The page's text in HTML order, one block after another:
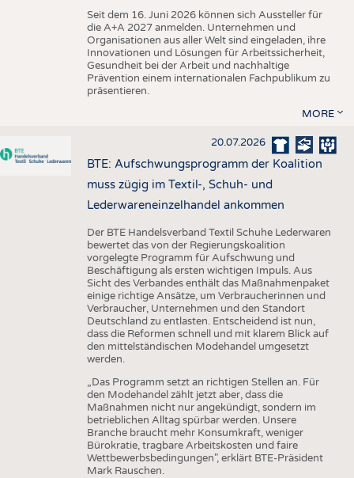
Seit dem 16. Juni 2026 können sich Aussteller für
die A+A 2027 anmelden. Unternehmen und
Organisationen aus aller Welt sind eingeladen, ihre
Innovationen und Lösungen für Arbeitssicherheit,
Gesundheit bei der Arbeit und nachhaltige
Prävention einem internationalen Fachpublikum zu
präsentieren.
MORE
20.07.2026
BTE: Aufschwungsprogramm der Koalition
muss zügig im Textil-, Schuh- und
Lederwareneinzelhandel ankommen
Der BTE Handelsverband Textil Schuhe Lederwaren
bewertet das von der Regierungskoalition
vorgelegte Programm für Aufschwung und
Beschäftigung als ersten wichtigen Impuls. Aus
Sicht des Verbandes enthält das Maßnahmenpaket
einige richtige Ansätze, um Verbraucherinnen und
Verbraucher, Unternehmen und den Standort
Deutschland zu entlasten. Entscheidend ist nun,
dass die Reformen schnell und mit klarem Blick auf
den mittelständischen Modehandel umgesetzt
werden.
„Das Programm setzt an richtigen Stellen an. Für
den Modehandel zählt jetzt aber, dass die
Maßnahmen nicht nur angekündigt, sondern im
betrieblichen Alltag spürbar werden. Unsere
Branche braucht mehr Konsumkraft, weniger
Bürokratie, tragbare Arbeitskosten und faire
Wettbewerbsbedingungen", erklärt BTE-Präsident
Mark Rauschen.